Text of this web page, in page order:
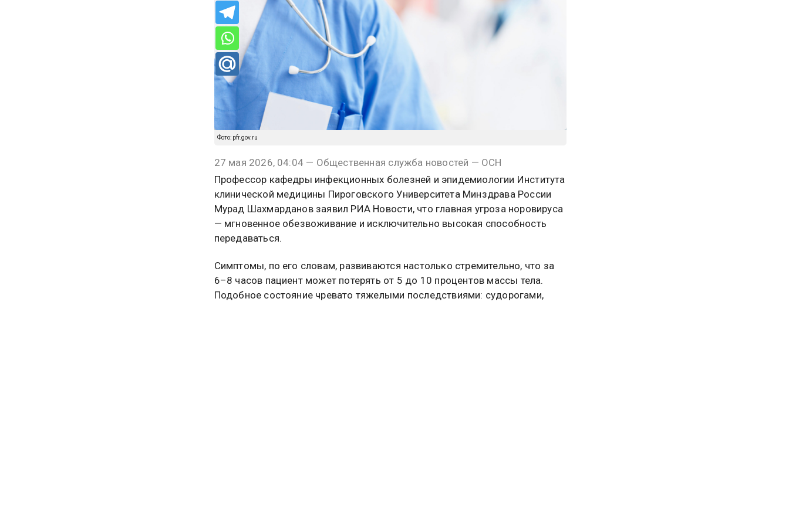
Фото: pfr.gov.ru
27 мая 2026, 04:04 — Общественная служба новостей — ОСН
Профессор кафедры инфекционных болезней и эпидемиологии Института
клинической медицины Пироговского Университета Минздрава России
Мурад Шахмарданов заявил РИА Новости, что главная угроза норовируса
— мгновенное обезвоживание и исключительно высокая способность
передаваться.
Симптомы, по его словам, развиваются настолько стремительно, что за
6–8 часов пациент может потерять от 5 до 10 процентов массы тела.
Подобное состояние чревато тяжелыми последствиями: судорогами,